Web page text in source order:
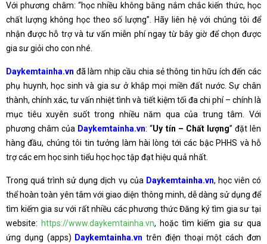
Với phương châm: “học nhiều không bằng nắm chắc kiến thức, học
chất lượng không học theo số lượng”. Hãy liên hệ với chúng tôi để
nhận được hỗ trợ và tư vấn miễn phí ngay từ bây giờ để chọn được
gia sư giỏi cho con nhé.
Daykemtainha.vn đã làm nhịp cầu chia sẻ thông tin hữu ích đến các
phụ huynh, học sinh và gia sư ở khắp mọi miền đất nước. Sự chân
thành, chính xác, tư vấn nhiệt tình và tiết kiệm tối đa chi phí – chính là
mục tiêu xuyên suốt trong nhiều năm qua của trung tâm. Với
phương châm của Daykemtainha.vn: “Uy tín – Chất lượng” đặt lên
hàng đầu, chúng tôi tin tưởng làm hài lòng tới các bậc PHHS và hỗ
trợ các em học sinh tiểu học học tập đạt hiệu quả nhất.
Trong quá trình sử dụng dịch vụ của Daykemtainha.vn, học viên có
thể hoàn toàn yên tâm với giao diện thông minh, dễ dàng sử dụng để
tìm kiếm gia sư với rất nhiều các phương thức Đăng ký tìm gia sư tại
website: https://www.daykemtainha.vn, hoặc tìm kiếm gia sư qua
ứng dụng (apps) Daykemtainha.vntrên điện thoại một cách đơn